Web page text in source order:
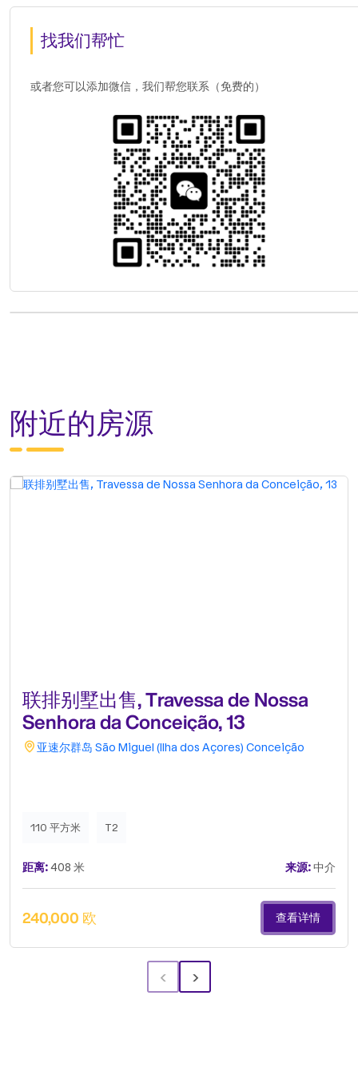
找我们帮忙
或者您可以添加微信，我们帮您联系（免费的）
附近的房源
联排别墅出售, Travessa de Nossa
Senhora da Conceição, 13
亚速尔群岛 São Miguel (Ilha dos Açores) Conceição
110 平方米 T2
距离:408 米 来源:中介
240,000 欧 查看详情
‹ ›